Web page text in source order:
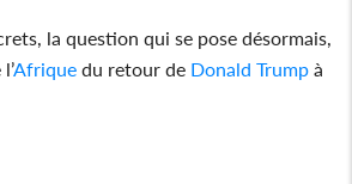
la question qui se pose désormais,
Afrique du retour de Donald Trump à